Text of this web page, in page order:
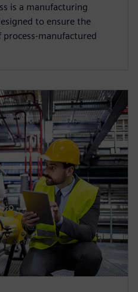
is a manufacturing
to ensure the
manufactured